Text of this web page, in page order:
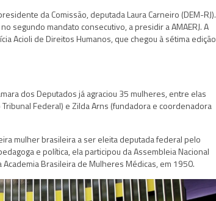
da Comissão, deputada Laura Carneiro (DEM-RJ).
segundo mandato consecutivo, a presidir a AMAERJ. A
Acioli de Direitos Humanos, que chegou à sétima edição
dos Deputados já agraciou 35 mulheres, entre elas
Federal) e Zilda Arns (fundadora e coordenadora
mulher brasileira a ser eleita deputada federal pelo
e política, ela participou da Assembleia Nacional
Brasileira de Mulheres Médicas, em 1950.